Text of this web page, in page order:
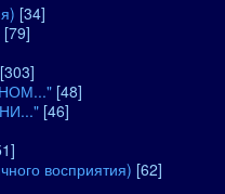
[34]
[79]
[303]
[48]
[46]
восприятия) [62]